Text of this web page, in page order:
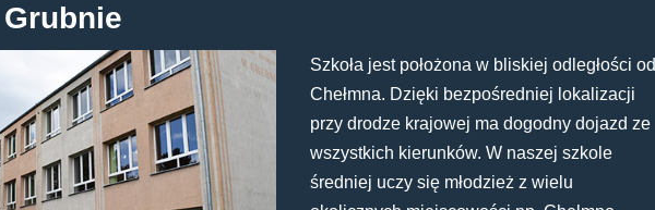
Szkoła jest położona w bliskiej odległości od
Chełmna. Dzięki bezpośredniej lokalizacji
przy drodze krajowej ma dogodny dojazd ze
wszystkich kierunków. W naszej szkole
średniej uczy się młodzież z wielu